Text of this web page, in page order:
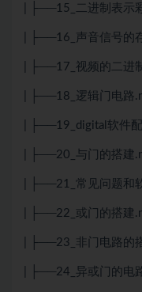
| ├──15_二进制表示
| ├──16_声音信号的
| ├──17_视频的二进
| ├──18_逻辑门电路
| ├──19_digital软件
| ├──20_与门的搭建
| ├──21_常见问题和
| ├──22_或门的搭建
| ├──23_非门电路的
| ├──24_异或门的电